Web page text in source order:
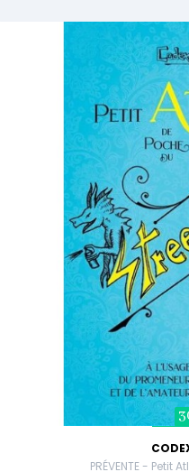
PRÉVENTE - Petit